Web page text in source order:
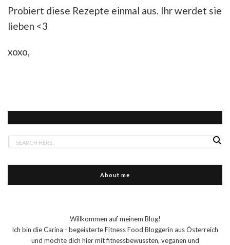
Probiert diese Rezepte einmal aus. Ihr werdet sie
lieben <3
xoxo,
About me
Willkommen auf meinem Blog!
Ich bin die Carina - begeisterte Fitness Food Bloggerin aus Österreich
und möchte dich hier mit fitnessbewussten, veganen und